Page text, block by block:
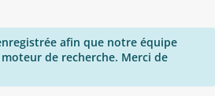
afin que notre équipe
de recherche. Merci de